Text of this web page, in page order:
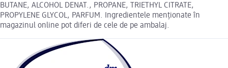
BUTANE, ALCOHOL DENAT., PROPANE, TRIETHYL CITRATE,
PROPYLENE GLYCOL, PARFUM. Ingredientele menționate în
magazinul online pot diferi de cele de pe ambalaj.